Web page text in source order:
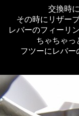
交換時
その時にリザー
レバーのフィーリ
ちゃちゃっ
フツーにレバー